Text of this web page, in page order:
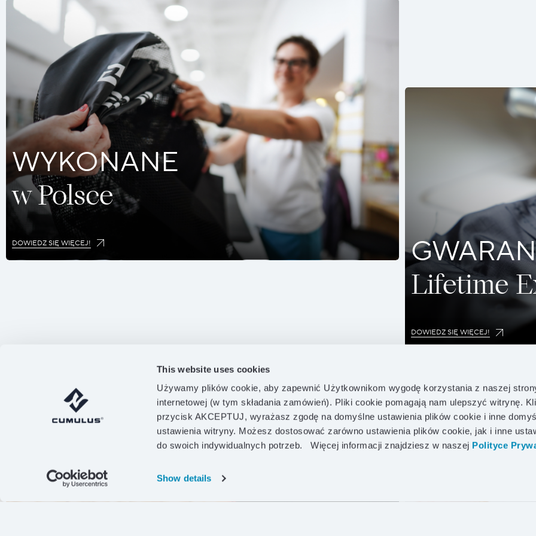
This website uses cookies
Używamy plików cookie, aby zapewnić Użytkownikom wygodę korzystania z naszej
internetowej (w tym składania zamówień). Pliki cookie pomagają nam ulepszyć witrynę.
przycisk AKCEPTUJ, wyrażasz zgodę na domyślne ustawienia plików cookie i inne
ustawienia witryny. Możesz dostosować zarówno ustawienia plików cookie, jak i inne
do swoich indywidualnych potrzeb.
Więcej informacji znajdziesz w naszej Polityce
Show details
WYKONANE
w Polsce
DOWIEDZ SIĘ WIĘCEJ!
Lifetime
DOWIEDZ SIĘ WIĘCEJ!